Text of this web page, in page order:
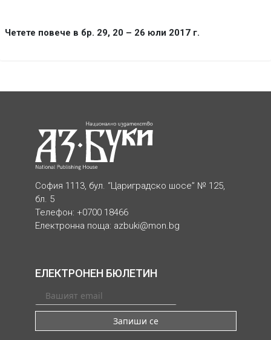
Четете повече в бр. 29, 20 – 26 юли 2017 г.
София 1113, бул. “Цариградско шосе” № 125,
бл. 5
Телефон: +0700 18466
Електронна поща: azbuki@mon.bg
ЕЛЕКТРОНЕН БЮЛЕТИН
Запиши се